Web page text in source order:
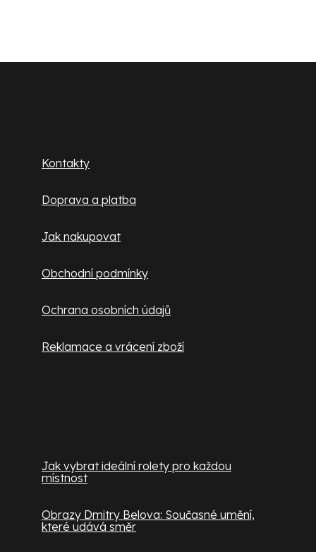
Kontakty
Doprava a platba
Jak nakupovat
Obchodní podmínky
Ochrana osobních údajů
Reklamace a vrácení zboží
Jak vybrat ideální rolety pro každou
místnost
Obrazy Dmitry Belova: Současné umění,
které udává směr